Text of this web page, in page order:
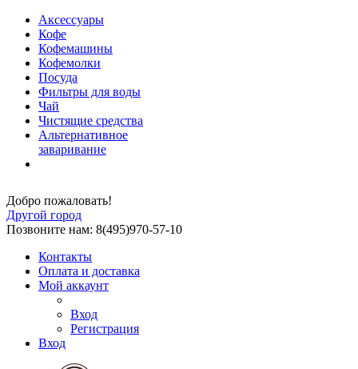
Аксессуары
Кофе
Кофемашины
Кофемолки
Посуда
Фильтры для воды
Чай
Чистящие средства
Альтернативное
заваривание
Добро пожаловать!
Другой город
Позвоните нам: 8(495)970-57-10
Контакты
Оплата и доставка
Мой аккаунт
Вход
Регистрация
Вход